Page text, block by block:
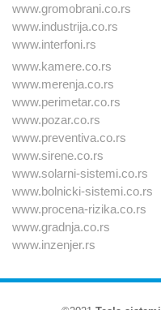
www.gromobrani.co.rs
www.industrija.co.rs
www.interfoni.rs
www.kamere.co.rs
www.merenja.co.rs
www.perimetar.co.rs
www.pozar.co.rs
www.preventiva.co.rs
www.sirene.co.rs
www.solarni-sistemi.co.rs
www.bolnicki-sistemi.co.rs
www.procena-rizika.co.rs
www.gradnja.co.rs
www.inzenjer.rs